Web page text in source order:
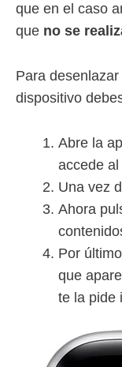
que en el caso
que no se
Para
dispositivo
Abre la
accede
Una vez
Ahora
Por
que
te la pide